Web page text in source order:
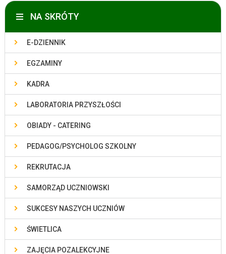
NA SKRÓTY
E-DZIENNIK
EGZAMINY
KADRA
LABORATORIA PRZYSZŁOŚCI
OBIADY - CATERING
PEDAGOG/PSYCHOLOG SZKOLNY
REKRUTACJA
SAMORZĄD UCZNIOWSKI
SUKCESY NASZYCH UCZNIÓW
ŚWIETLICA
ZAJĘCIA POZALEKCYJNE